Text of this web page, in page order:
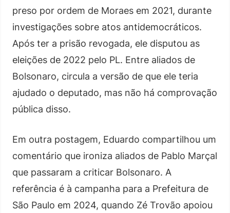
preso por ordem de Moraes em 2021, durante
investigações sobre atos antidemocráticos.
Após ter a prisão revogada, ele disputou as
eleições de 2022 pelo PL. Entre aliados de
Bolsonaro, circula a versão de que ele teria
ajudado o deputado, mas não há comprovação
pública disso.
Em outra postagem, Eduardo compartilhou um
comentário que ironiza aliados de Pablo Marçal
que passaram a criticar Bolsonaro. A
referência é à campanha para a Prefeitura de
São Paulo em 2024, quando Zé Trovão apoiou